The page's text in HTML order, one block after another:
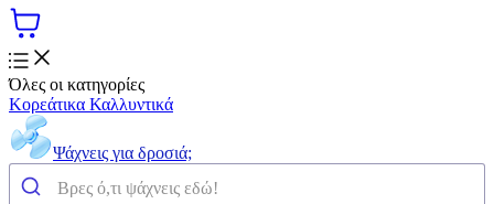
Όλες οι κατηγορίες
Κορεάτικα Καλλυντικά
Ψάχνεις για δροσιά;